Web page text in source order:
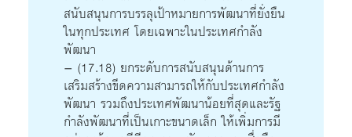
สนับสนุนการบรรลุเป้าหมายการพัฒนาที่ยั่งยืน
ในทุกประเทศ โดยเฉพาะในประเทศกำลัง
พัฒนา
– (17.18) ยกระดับการสนับสนุนด้านการ
เสริมสร้างขีดความสามารถให้กับประเทศกำลัง
พัฒนา รวมถึงประเทศพัฒนาน้อยที่สุดและรัฐ
กำลังพัฒนาที่เป็นเกาะขนาดเล็ก ให้เพิ่มการมี